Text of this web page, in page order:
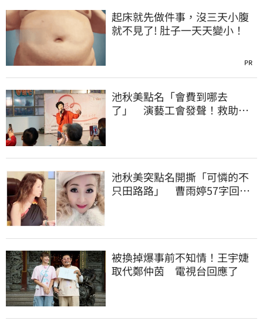
起床就先做件事，沒三天小腹
就不見了! 肚子一天天變小！
PR
池秋美點名「會費到哪去
了」 演藝工會發聲！救助內
池秋美突點名開撕「可憐的不
只田路路」 曹雨婷57字回應
被換掉爆事前不知情！王宇婕
取代鄭仲茵 電視台回應了